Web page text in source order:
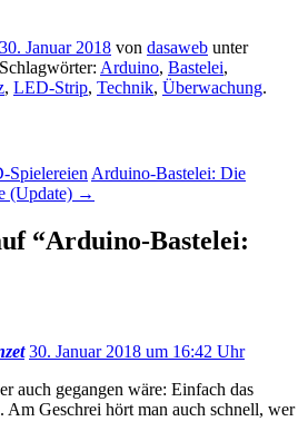
30. Januar 2018 von dasaweb unter
Arduino, Bastelei,
, LED-Strip, Technik, Überwachung.
SpielereienArduino-Bastelei: Die
(Update) →
“Arduino-Bastelei:
30. Januar 2018 um 16:42 Uhr
auch gegangen wäre: Einfach das
Geschrei hört man auch schnell, wer